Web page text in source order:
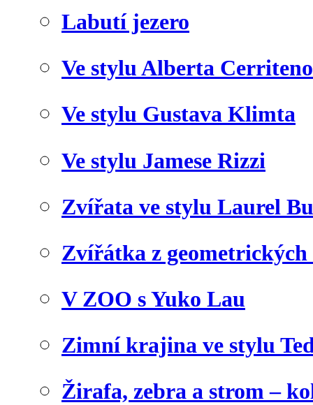
Labutí jezero
Ve stylu Alberta Cerriteno
Ve stylu Gustava Klimta
Ve stylu Jamese Rizzi
Zvířata ve stylu Laurel
Zvířátka z
V ZOO s Yuko Lau
Zimní krajina ve stylu
Žirafa, zebra a strom –